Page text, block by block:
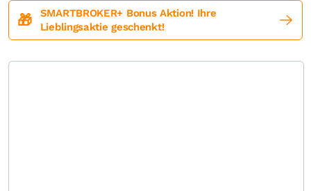
🎁
SMARTBROKER+ Bonus Aktion! Ihre
Lieblingsaktie geschenkt!